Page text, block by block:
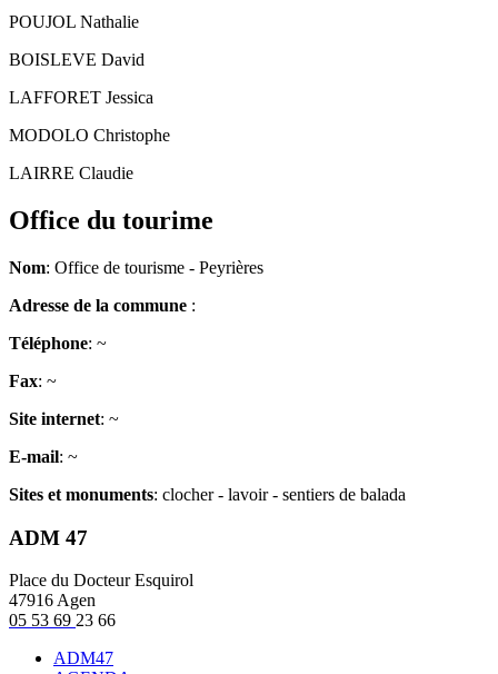
POUJOL Nathalie
BOISLEVE David
LAFFORET Jessica
MODOLO Christophe
LAIRRE Claudie
Office du tourime
Nom: Office de tourisme - Peyrières
Adresse de la commune :
Téléphone: ~
Fax: ~
Site internet: ~
E-mail: ~
Sites et monuments: clocher - lavoir - sentiers de balada
ADM 47
Place du Docteur Esquirol
47916 Agen
05 53 69 23 66
ADM47